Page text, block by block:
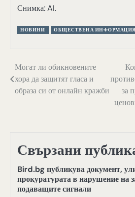
Снимка: AI.
НОВИНИ ОБЩЕСТВЕНА ИНФОРМАЦИЯ
Навигация
Могат ли обикновените
хора да защитят гласа и
образа си от онлайн кражби
за
Свързани
Bird.bg публикува документ,
прокуратурата в нарушение на
подаващите сигнали